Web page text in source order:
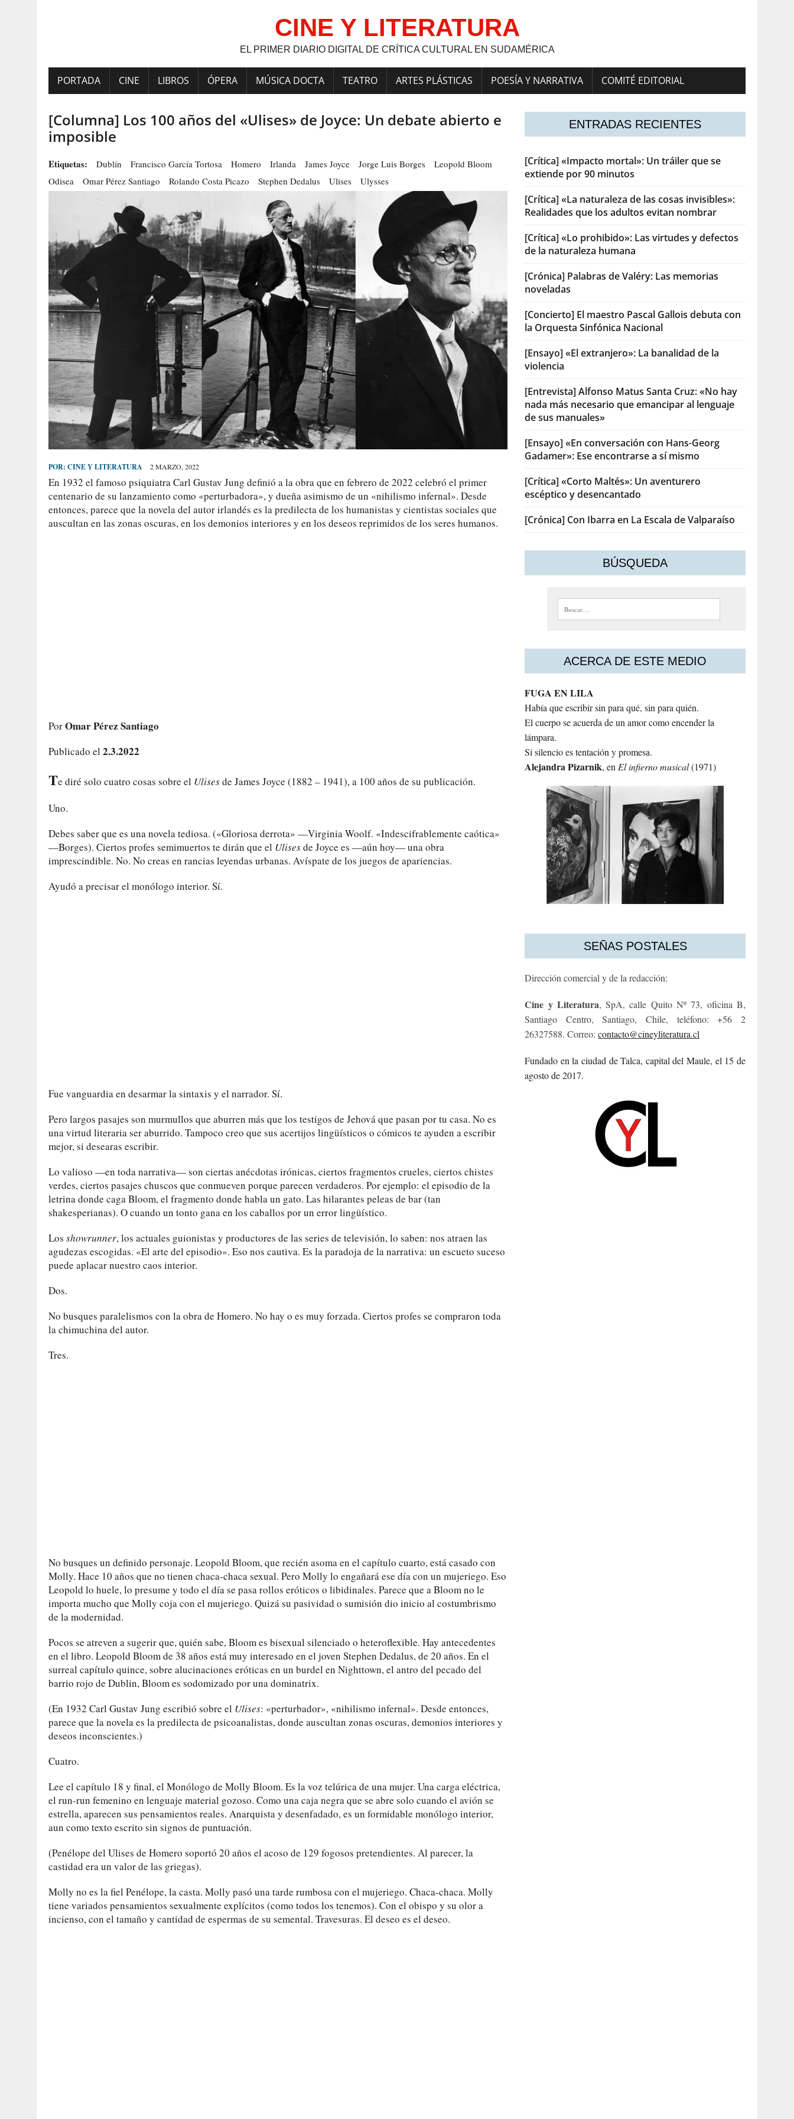
CINE Y LITERATURA
EL PRIMER DIARIO DIGITAL DE CRÍTICA CULTURAL EN SUDAMÉRICA
PORTADA CINE LIBROS ÓPERA MÚSICA DOCTA TEATRO ARTES PLÁSTICAS POESÍA Y NARRATIVA COMITÉ EDITORIAL
[Columna] Los 100 años del «Ulises» de Joyce: Un debate abierto e
imposible
Etiquetas: Dublín Francisco García Tortosa Homero Irlanda James Joyce Jorge Luis Borges
Leopold Bloom
Odisea
Omar Pérez Santiago Rolando Costa Picazo Stephen Dedalus Ulises Ulysses
POR: CINE Y LITERATURA 2 MARZO, 2022
En 1932 el famoso psiquiatra Carl Gustav Jung definió a la obra que en febrero de 2022 celebró el primer
centenario de su lanzamiento como «perturbadora», y dueña asimismo de un «nihilismo infernal». Desde
entonces, parece que la novela del autor irlandés es la predilecta de los humanistas y cientistas sociales que
auscultan en las zonas oscuras, en los demonios interiores y en los deseos reprimidos de los seres humanos.
PorOmar Pérez Santiago
Publicado el 2.3.2022
Te diré solo cuatro cosas sobre el Ulisesde James Joyce (1882 – 1941), a 100 años de su publicación.
Uno.
Debes saber que es una novela tediosa. («Gloriosa derrota» —Virginia Woolf. «Indescifrablemente caótica»
—Borges). Ciertos profes semimuertos te dirán que el Ulisesde Joyce es —aún hoy— una obra
imprescindible. No. No creas en rancias leyendas urbanas. Avíspate de los juegos de apariencias.
Ayudó a precisar el monólogo interior. Sí.
Fue vanguardia en desarmar la sintaxis y el narrador. Sí.
Pero largos pasajes son murmullos que aburren más que los testigos de Jehová que pasan por tu casa. No es
una virtud literaria ser aburrido. Tampoco creo que sus acertijos lingüísticos o cómicos te ayuden a escribir
mejor, si desearas escribir.
Lo valioso —en toda narrativa— son ciertas anécdotas irónicas, ciertos fragmentos crueles, ciertos chistes
verdes, ciertos pasajes chuscos que conmueven porque parecen verdaderos. Por ejemplo: el episodio de la
letrina donde caga Bloom, el fragmento donde habla un gato. Las hilarantes peleas de bar (tan
shakesperianas). O cuando un tonto gana en los caballos por un error lingüístico.
Los showrunner, los actuales guionistas y productores de las series de televisión, lo saben: nos atraen las
agudezas escogidas. «El arte del episodio». Eso nos cautiva. Es la paradoja de la narrativa: un escueto suceso
puede aplacar nuestro caos interior.
Dos.
No busques paralelismos con la obra de Homero. No hay o es muy forzada. Ciertos profes se compraron toda
la chimuchina del autor.
Tres.
No busques un definido personaje. Leopold Bloom, que recién asoma en el capítulo cuarto, está casado con
Molly. Hace 10 años que no tienen chaca-chaca sexual. Pero Molly lo engañará ese día con un mujeriego. Eso
Leopold lo huele, lo presume y todo el día se pasa rollos eróticos o libidinales. Parece que a Bloom no le
importa mucho que Molly coja con el mujeriego. Quizá su pasividad o sumisión dio inicio al costumbrismo
de la modernidad.
Pocos se atreven a sugerir que, quién sabe, Bloom es bisexual silenciado o heteroflexible. Hay antecedentes
en el libro. Leopold Bloom de 38 años está muy interesado en el joven Stephen Dedalus, de 20 años. En el
surreal capítulo quince, sobre alucinaciones eróticas en un burdel en Nighttown, el antro del pecado del
barrio rojo de Dublin, Bloom es sodomizado por una dominatrix.
(En 1932 Carl Gustav Jung escribió sobre el Ulises: «perturbador», «nihilismo infernal». Desde entonces,
parece que la novela es la predilecta de psicoanalistas, donde auscultan zonas oscuras, demonios interiores y
deseos inconscientes.)
Cuatro.
Lee el capítulo 18 y final, el Monólogo de Molly Bloom. Es la voz telúrica de una mujer. Una carga eléctrica,
el run-run femenino en lenguaje material gozoso. Como una caja negra que se abre solo cuando el avión se
estrella, aparecen sus pensamientos reales. Anarquista y desenfadado, es un formidable monólogo interior,
aun como texto escrito sin signos de puntuación.
(Penélope del Ulises de Homero soportó 20 años el acoso de 129 fogosos pretendientes. Al parecer, la
castidad era un valor de las griegas).
Molly no es la fiel Penélope, la casta. Molly pasó una tarde rumbosa con el mujeriego. Chaca-chaca. Molly
tiene variados pensamientos sexualmente explícitos (como todos los tenemos). Con el obispo y su olor a
incienso, con el tamaño y cantidad de espermas de su semental. Travesuras. El deseo es el deseo.
ENTRADAS RECIENTES
[Crítica] «Impacto mortal»: Un tráiler que se
extiende por 90 minutos
[Crítica] «La naturaleza de las cosas invisibles»:
Realidades que los adultos evitan nombrar
[Crítica] «Lo prohibido»: Las virtudes y defectos
de la naturaleza humana
[Crónica] Palabras de Valéry: Las memorias
noveladas
[Concierto] El maestro Pascal Gallois debuta con
la Orquesta Sinfónica Nacional
[Ensayo] «El extranjero»: La banalidad de la
violencia
[Entrevista] Alfonso Matus Santa Cruz: «No hay
nada más necesario que emancipar al lenguaje
de sus manuales»
[Ensayo] «En conversación con Hans-Georg
Gadamer»: Ese encontrarse a sí mismo
[Crítica] «Corto Maltés»: Un aventurero
escéptico y desencantado
[Crónica] Con Ibarra en La Escala de Valparaíso
BÚSQUEDA
Buscar:
ACERCA DE ESTE MEDIO
FUGA EN LILA
Había que escribir sin para qué, sin para quién.
El cuerpo se acuerda de un amor como encender la
lámpara.
Si silencio es tentación y promesa.
AlejandraPizarnik, enEl infierno musical(1971)
SEÑAS POSTALES
Dirección comercial y de la redacción:
Cine y Literatura, SpA, calle Quito Nº 73, oficina B,
Santiago Centro, Santiago, Chile, teléfono: +56 2
26327588. Correo:contacto@cineyliteratura.cl
Fundado en la ciudad de Talca, capital del Maule, el 15 de
agosto de 2017.